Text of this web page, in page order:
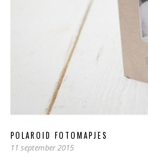
POLAROID FOTOMAPJES
11 september 2015